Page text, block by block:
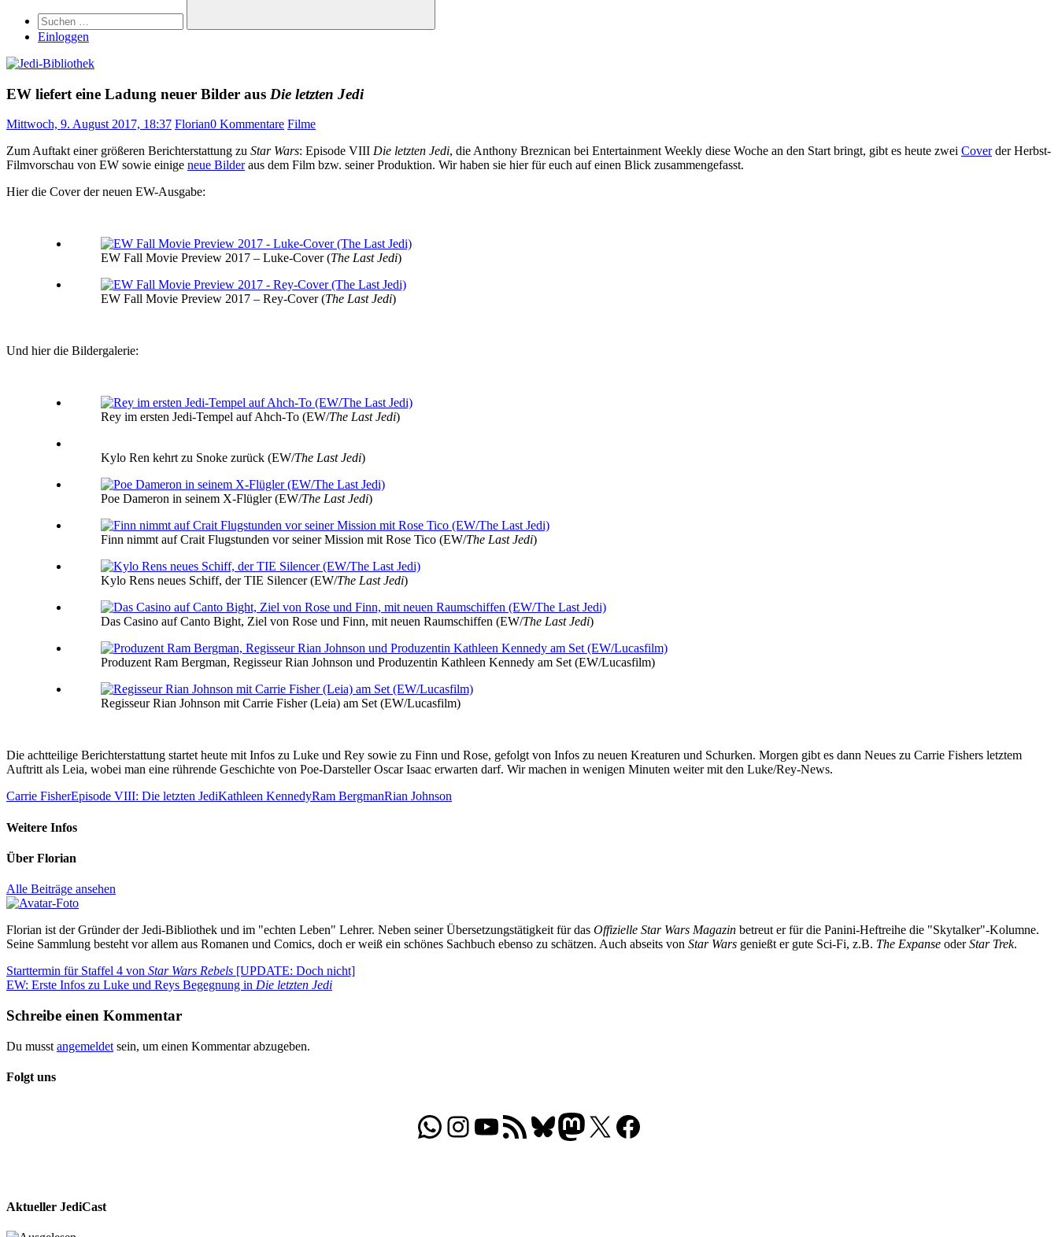
Suchen
Einloggen
EW liefert eine Ladung neuer Bilder aus Die letzten Jedi
Mittwoch, 9. August 2017, 18:37 Florian0 Kommentare Filme
Zum Auftakt einer größeren Berichterstattung zu Star Wars: Episode VIII Die letzten Jedi, die Anthony Breznican bei Entertainment Weekly diese Woche an den Start bringt, gibt es heute zwei Coverder Herbst-
Filmvorschau von EW sowie einige neue Bilderaus dem Film bzw. seiner Produktion. Wir haben sie hier für euch auf einen Blick zusammengefasst.
Hier die Cover der neuen EW-Ausgabe:
EW Fall Movie Preview 2017 – Luke-Cover (The Last Jedi)
EW Fall Movie Preview 2017 – Rey-Cover (The Last Jedi)
Und hier die Bildergalerie:
Rey im ersten Jedi-Tempel auf Ahch-To (EW/The Last Jedi)
Kylo Ren kehrt zu Snoke zurück (EW/The Last Jedi)
Poe Dameron in seinem X-Flügler (EW/The Last Jedi)
Finn nimmt auf Crait Flugstunden vor seiner Mission mit Rose Tico (EW/The Last Jedi)
Kylo Rens neues Schiff, der TIE Silencer (EW/The Last Jedi)
Das Casino auf Canto Bight, Ziel von Rose und Finn, mit neuen Raumschiffen (EW/The Last Jedi)
Produzent Ram Bergman, Regisseur Rian Johnson und Produzentin Kathleen Kennedy am Set (EW/Lucasfilm)
Regisseur Rian Johnson mit Carrie Fisher (Leia) am Set (EW/Lucasfilm)
Die achtteilige Berichterstattung startet heute mit Infos zu Luke und Rey sowie zu Finn und Rose, gefolgt von Infos zu neuen Kreaturen und Schurken. Morgen gibt es dann Neues zu Carrie Fishers letztem
Auftritt als Leia, wobei man eine rührende Geschichte von Poe-Darsteller Oscar Isaac erwarten darf. Wir machen in wenigen Minuten weiter mit den Luke/Rey-News.
Carrie FisherEpisode VIII: Die letzten JediKathleen KennedyRam BergmanRian Johnson
Weitere Infos
Über Florian
Alle Beiträge ansehen
Florian ist der Gründer der Jedi-Bibliothek und im "echten Leben" Lehrer. Neben seiner Übersetzungstätigkeit für das Offizielle Star Wars Magazin betreut er für die Panini-Heftreihe die "Skytalker"-Kolumne.
Seine Sammlung besteht vor allem aus Romanen und Comics, doch er weiß ein schönes Sachbuch ebenso zu schätzen. Auch abseits von Star Wars genießt er gute Sci-Fi, z.B. The Expanse oderStar Trek.
Beitragsnavigation
Vorheriger
Beitrag:
Starttermin für Staffel 4 von Star Wars Rebels [UPDATE: Doch nicht]
Nächster
EW: Erste Infos zu Luke und Reys Begegnung in Die letzten Jedi
Schreibe einen Kommentar
Du musst angemeldet sein, um einen Kommentar abzugeben.
Folgt uns
WhatsApp
Folgt uns auf Instagram
Besucht unseren YouTube-Kanal
RSS-FeedBluesky
Folgt uns auf Mastodon
X Folgt uns auf Facebook
Aktueller JediCast